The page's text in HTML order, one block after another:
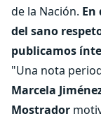
de la Nación. En
del sano
publicamos
"Una nota
Marcela
Mostrador